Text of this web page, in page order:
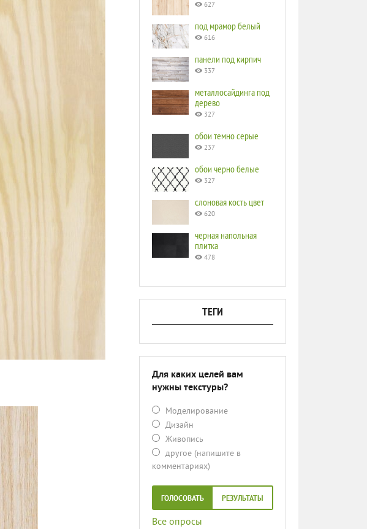
627
под мрамор белый
616
панели под кирпич
337
металлосайдинга под
дерево
327
обои темно серые
237
обои черно белые
327
слоновая кость цвет
620
черная напольная
плитка
478
ТЕГИ
Для каких целей вам
нужны текстуры?
Моделирование
Дизайн
Живопись
другое (напишите в
комментариях)
ГОЛОСОВАТЬ РЕЗУЛЬТАТЫ
Все опросы